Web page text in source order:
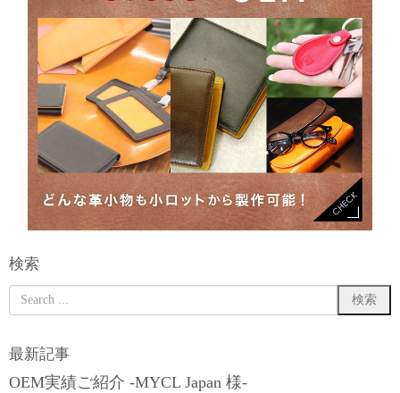
検索
最新記事
OEM実績ご紹介 -MYCL Japan 様-